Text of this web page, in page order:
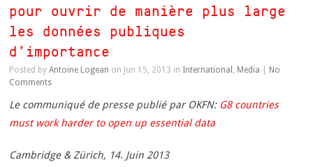
pour ouvrir de manière plus large
les données publiques
d’importance
Posted byAntoine Logean on Jun 15, 2013 in International , Media
No
Comments
Le communiqué de presse publié par OKFN: G8 countries
must work harder to open up essential data
Cambridge & Zürich, 14. Juin 2013